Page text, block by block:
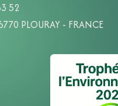
52
PLOURAY - FRANCE